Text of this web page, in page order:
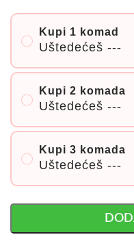
Kupi 1 komad
Uštedećeš ---
Kupi 2 komada
Uštedećeš ---
Kupi 3 komada
Uštedećeš ---